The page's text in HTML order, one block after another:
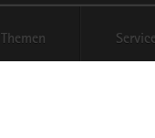
Themen Service